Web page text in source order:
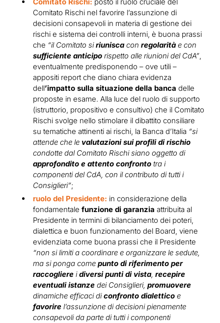
Comitato Rischi nel favorire l’assunzione di
decisioni consapevoli in materia di gestione dei
rischi e sistema dei controlli interni, è buona prassi
che “il Comitato siriunisca con regolarità e con
sufficiente anticipo rispetto alle riunioni del CdA”,
eventualmente predisponendo – ove utili –
appositi report che diano chiara evidenza
dell’impatto sulla situazione della banca delle
proposte in esame. Alla luce del ruolo di supporto
(istruttorio, propositivo e consultivo) che il Comitato
Rischi svolge nello stimolare il dibattito consiliare
su tematiche attinenti ai rischi, la Banca d’Italia “si
attende che le valutazioni sui profili di rischio
condotte dal Comitato Rischi siano oggetto di
approfondito e attento confronto tra i
componenti del CdA, con il contributo di tutti i
Consiglieri”;
ruolo del Presidente: in considerazione della
fondamentale funzione di garanzia attribuita al
Presidente in termini di bilanciamento dei poteri,
dialettica e buon funzionamento del Board, viene
evidenziata come buona prassi che il Presidente
“non si limiti a coordinare e organizzare le sedute,
ma si ponga come punto di riferimento per
raccogliere idiversi punti di vista, recepire
eventuali istanze dei Consiglieri, promuovere
dinamiche efficaci diconfronto dialettico e
favorire l’assunzione di decisioni pienamente
consapevoli da parte di tutti i componenti